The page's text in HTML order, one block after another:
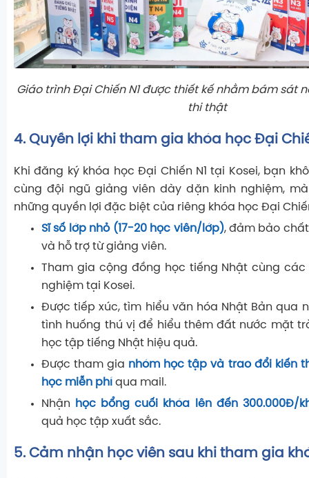
Giáo trình Đại Chiến N1 được thiết kế nhằm bám sát
thi thật
4. Quyền lợi khi tham gia khóa học Đại
Khi đăng ký khóa học Đại Chiến N1 tại Kosei, bạn
cùng đội ngũ giảng viên dày dặn kinh nghiệm,
những quyền lợi đặc biệt của riêng khóa học Đại
Sĩ số lớp nhỏ (17-20 học viên/lớp), đảm bảo
và hỗ trợ từ giảng viên.
Tham gia cộng đồng học tiếng Nhậtcùng các
nghiệm tại Kosei.
Được tiếp xúc, tìm hiểu văn hóa Nhật Bản qua
tình huống thú vị để hiểu thêm đất nước mặt
học tập tiếng Nhật hiệu quả.
Được tham gia nhóm học tập và trao đổi kiến
học miễn phí qua mail.
Nhận
học bổng cuối khóa lên đến 300.000Đ/
quả học tập xuất sắc.
5. Cảm nhận học viên sau khi tham gia